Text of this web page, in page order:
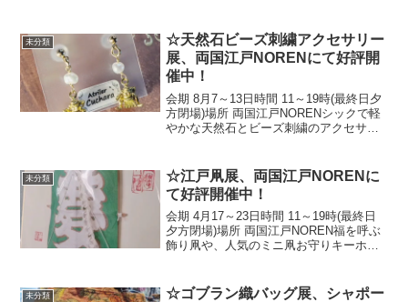
Exhibit...
未分類
☆天然石ビーズ刺繍アクセサリー
展、両国江戸NORENにて好評開
催中！
会期 8月7～13日時間 11～19時(最終日夕
方閉場)場所 両国江戸NORENシックで軽
やかな天然石とビーズ刺繍のアクセサリ
Embroidery...
未分類
☆江戸凧展、両国江戸NORENに
て好評開催中！
会期 4月17～23日時間 11～19時(最終日
夕方閉場)場所 両国江戸NOREN福を呼ぶ
飾り凧や、人気のミニ凧お守りキーホル
current...
未分類
☆ゴブラン織バッグ展、シャポー